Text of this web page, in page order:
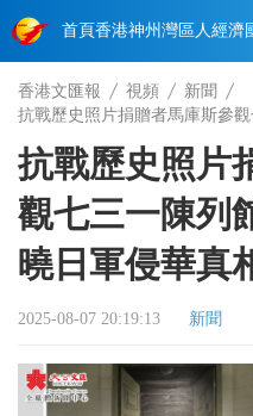
首頁香港神州 灣區人經濟
香港文匯報 視頻
新聞
抗戰歷史照片捐贈者馬庫斯參
抗戰歷史照片
觀七三一陳
曉日軍侵華真
2025-08-07 20:19:13 新聞